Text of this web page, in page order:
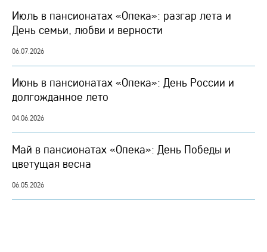
Июль в пансионатах «Опека»: разгар лета и
День семьи, любви и верности
06.07.2026
Июнь в пансионатах «Опека»: День России и
долгожданное лето
04.06.2026
Май в пансионатах «Опека»: День Победы и
цветущая весна
06.05.2026